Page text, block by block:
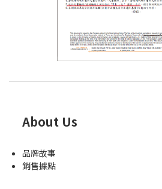
About Us
品牌故事
銷售據點